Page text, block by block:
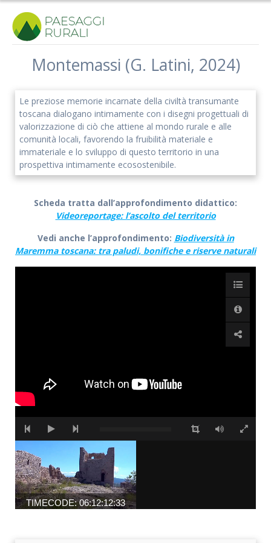
Salta
Montemassi (G. Latini, 2024)
Le preziose memorie incarnate della civiltà transumante
toscana dialogano intimamente con i disegni progettuali di
valorizzazione di ciò che attiene al mondo rurale e alle
comunità locali, favorendo la fruibilità materiale e
immateriale e lo sviluppo di questo territorio in una
prospettiva intimamente ecosostenibile.
Scheda tratta dall’approfondimento didattico:
Videoreportage: l’ascolto del territorio
Vedi anche l’approfondimento: Biodiversità in
Maremma toscana: tra paludi, bonifiche e riserve naturali
TIMECODE: 06:12:12:33